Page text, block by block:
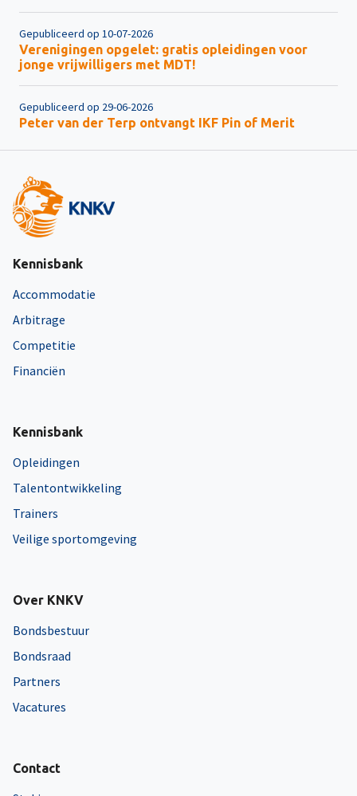
Gepubliceerd op 10-07-2026
Verenigingen opgelet: gratis opleidingen voor
jonge vrijwilligers met MDT!
Gepubliceerd op 29-06-2026
Peter van der Terp ontvangt IKF Pin of Merit
Kennisbank
Accommodatie
Arbitrage
Competitie
Financiën
Kennisbank
Opleidingen
Talentontwikkeling
Trainers
Veilige sportomgeving
Over KNKV
Bondsbestuur
Bondsraad
Partners
Vacatures
Contact